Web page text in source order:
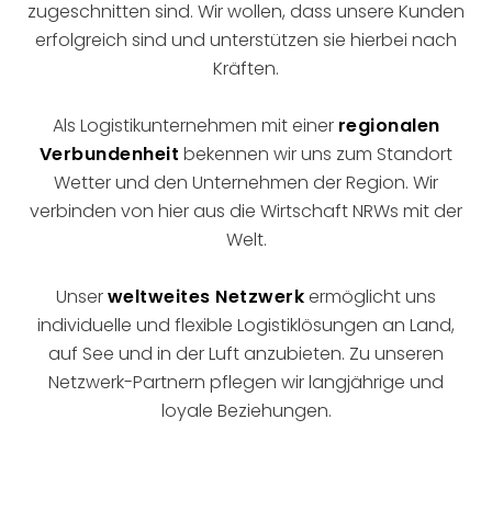
zugeschnitten sind. Wir wollen, dass unsere Kunden
erfolgreich sind und unterstützen sie hierbei nach
Kräften.
Als Logistikunternehmen mit einer regionalen
Verbundenheit bekennen wir uns zum Standort
Wetter und den Unternehmen der Region. Wir
verbinden von hier aus die Wirtschaft NRWs mit der
Welt.
Unserweltweites Netzwerkermöglicht uns
individuelle und flexible Logistiklösungen an Land,
auf See und in der Luft anzubieten. Zu unseren
Netzwerk-Partnern pflegen wir langjährige und
loyale Beziehungen.